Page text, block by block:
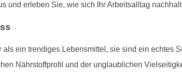
und erleben Sie, wie sich Ihr Arbeitsalltag
ein trendiges Lebensmittel, sie sind ein echtes
Nährstoffprofil und der unglaublichen